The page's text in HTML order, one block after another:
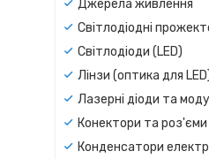
Джерела живлення
Світлодіодні
Світлодіоди (LED)
Лінзи (оптика для
Лазерні діоди та
Конектори та роз'єми
Конденсатори